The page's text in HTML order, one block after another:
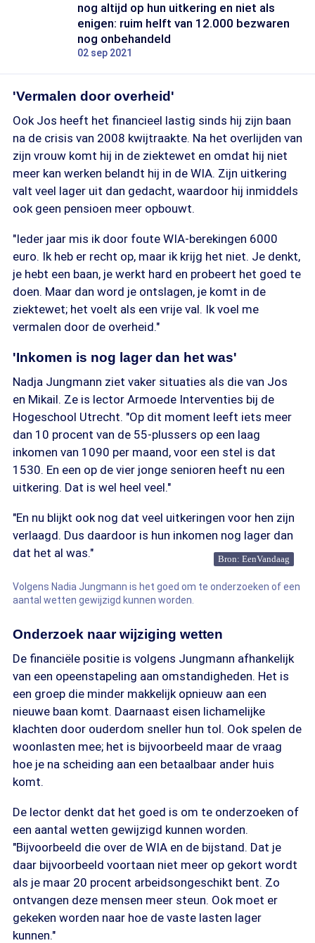
nog altijd op hun uitkering en niet als
enigen: ruim helft van 12.000 bezwaren
nog onbehandeld
02 sep 2021
'Vermalen door overheid'
Ook Jos heeft het financieel lastig sinds hij zijn baan
na de crisis van 2008 kwijtraakte. Na het overlijden van
zijn vrouw komt hij in de ziektewet en omdat hij niet
meer kan werken belandt hij in de WIA. Zijn uitkering
valt veel lager uit dan gedacht, waardoor hij inmiddels
ook geen pensioen meer opbouwt.
"Ieder jaar mis ik door foute WIA-berekingen 6000
euro. Ik heb er recht op, maar ik krijg het niet. Je denkt,
je hebt een baan, je werkt hard en probeert het goed te
doen. Maar dan word je ontslagen, je komt in de
ziektewet; het voelt als een vrije val. Ik voel me
vermalen door de overheid."
'Inkomen is nog lager dan het was'
Nadja Jungmann ziet vaker situaties als die van Jos
en Mikail. Ze is lector Armoede Interventies bij de
Hogeschool Utrecht. "Op dit moment leeft iets meer
dan 10 procent van de 55-plussers op een laag
inkomen van 1090 per maand, voor een stel is dat
1530. En een op de vier jonge senioren heeft nu een
uitkering. Dat is wel heel veel."
"En nu blijkt ook nog dat veel uitkeringen voor hen zijn
verlaagd. Dus daardoor is hun inkomen nog lager dan
dat het al was."
Bron: EenVandaag
Volgens Nadia Jungmann is het goed om te onderzoeken of een
aantal wetten gewijzigd kunnen worden.
Onderzoek naar wijziging wetten
De financiële positie is volgens Jungmann afhankelijk
van een opeenstapeling aan omstandigheden. Het is
een groep die minder makkelijk opnieuw aan een
nieuwe baan komt. Daarnaast eisen lichamelijke
klachten door ouderdom sneller hun tol. Ook spelen de
woonlasten mee; het is bijvoorbeeld maar de vraag
hoe je na scheiding aan een betaalbaar ander huis
komt.
De lector denkt dat het goed is om te onderzoeken of
een aantal wetten gewijzigd kunnen worden.
"Bijvoorbeeld die over de WIA en de bijstand. Dat je
daar bijvoorbeeld voortaan niet meer op gekort wordt
als je maar 20 procent arbeidsongeschikt bent. Zo
ontvangen deze mensen meer steun. Ook moet er
gekeken worden naar hoe de vaste lasten lager
kunnen."